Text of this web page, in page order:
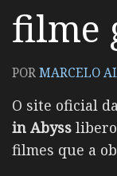
filme
PORMARCELO
O site oficial
in Abyss
filmes que a